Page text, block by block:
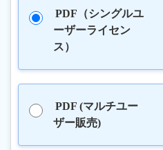
PDF（シングルユ
ーザーライセン
ス）
PDF (マルチユー
ザー販売)